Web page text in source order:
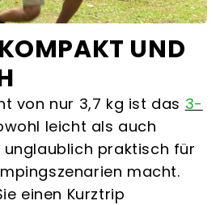
UND
von nur 3,7 kg ist das 3-
leicht als auch
praktisch für
macht.
einen Kurztrip